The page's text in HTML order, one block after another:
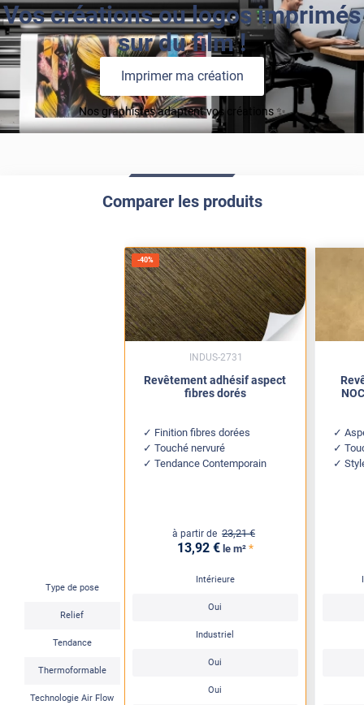
Vos créations ou logos imprimés
sur du film !
Imprimer ma création
Nos graphistes adaptent vos créations ✨
Comparer les produits
Type de pose
Relief
Tendance
Thermoformable
Technologie Air Flow
-40%
Revêtement adhésif aspect
fibres dorés
Finition fibres dorées
Touché nervuré
Tendance Contemporain
à partir de 23,21 €
13,92 € le m² *
Intérieure
Oui
Industriel
Oui
Oui
INDUS-2731